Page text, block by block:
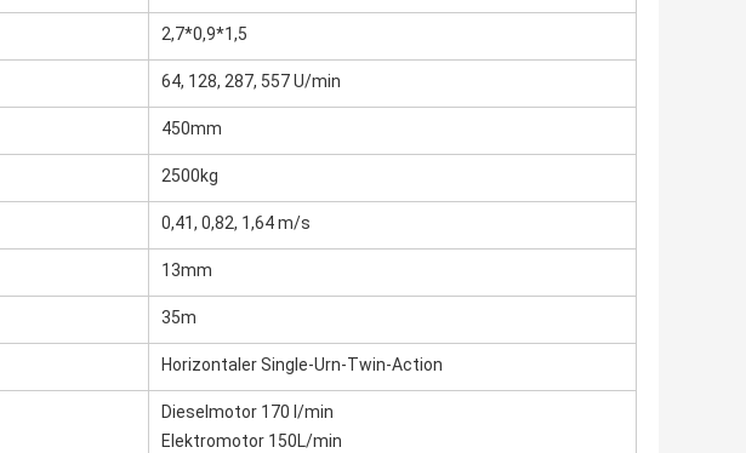
2,7*0,9*1,5
64, 128, 287, 557 U/min
450mm
2500kg
0,41, 0,82, 1,64 m/s
13mm
35m
Horizontaler Single-Urn-Twin-Action
Dieselmotor 170 l/min
Elektromotor 150L/min